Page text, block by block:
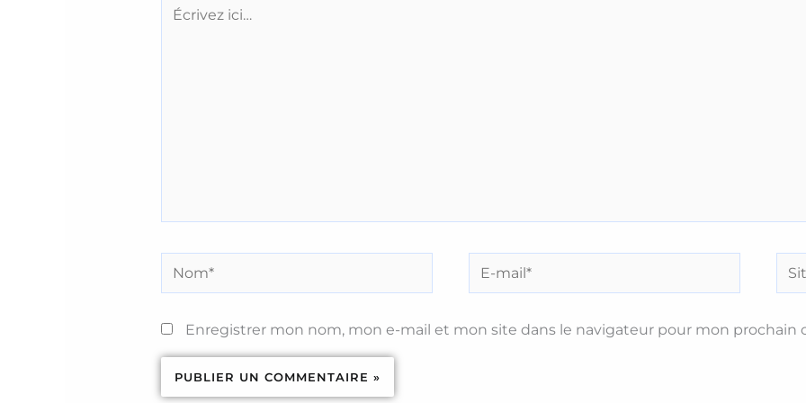
Nom*
E-
mail*
Site
Enregistrer mon nom, mon e-mail et mon site dans le navigateur pour mon prochain